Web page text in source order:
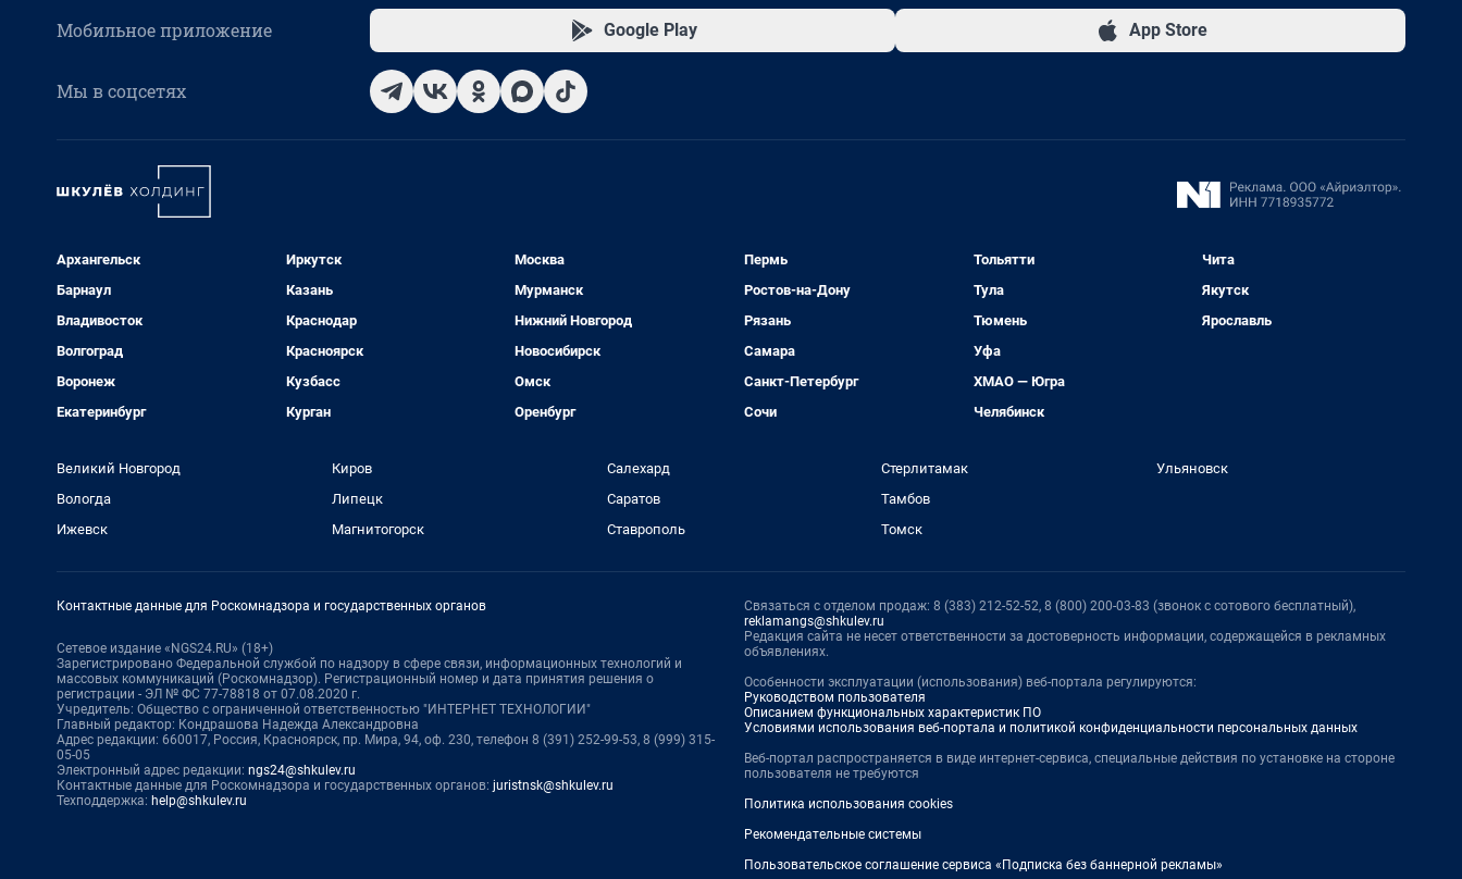
Мобильное приложение Google Play App Store
Мы в соцсетях
Архангельск
Барнаул
Владивосток
Волгоград
Воронеж
Екатеринбург
Иркутск
Казань
Краснодар
Красноярск
Кузбасс
Курган
Москва
Мурманск
Нижний Новгород
Новосибирск
Омск
Оренбург
Пермь
Ростов-на-Дону
Рязань
Самара
Санкт-Петербург
Сочи
Тольятти
Тула
Тюмень
Уфа
ХМАО — Югра
Челябинск
Чита
Якутск
Ярославль
Великий Новгород
Вологда
Ижевск
Киров
Липецк
Магнитогорск
Салехард
Саратов
Ставрополь
Стерлитамак
Тамбов
Томск
Ульяновск
Контактные данные для Роскомнадзора и государственных органов
Сетевое издание «NGS24.RU» (18+)
Зарегистрировано Федеральной службой по надзору в сфере связи, информационных технологий и
массовых коммуникаций (Роскомнадзор). Регистрационный номер и дата принятия решения о
регистрации - ЭЛ № ФС 77-78818 от 07.08.2020 г.
Учредитель: Общество с ограниченной ответственностью "ИНТЕРНЕТ ТЕХНОЛОГИИ"
Главный редактор: Кондрашова Надежда Александровна
Адрес редакции: 660017, Россия, Красноярск, пр. Мира, 94, оф. 230, телефон 8 (391) 252-99-53, 8 (999) 315-
05-05
Электронный адрес редакции: ngs24@shkulev.ru
Контактные данные для Роскомнадзора и государственных органов: juristnsk@shkulev.ru
Техподдержка: help@shkulev.ru
Связаться с отделом продаж: 8 (383) 212-52-52, 8 (800) 200-03-83 (звонок с сотового бесплатный),
reklamangs@shkulev.ru
Редакция сайта не несет ответственности за достоверность информации, содержащейся в рекламных
объявлениях.
Особенности эксплуатации (использования) веб-портала регулируются:
Руководством пользователя
Описанием функциональных характеристик ПО
Условиями использования веб-портала и политикой конфиденциальности персональных данных
Веб-портал распространяется в виде интернет-сервиса, специальные действия по установке на стороне
пользователя не требуются
Политика использования cookies
Рекомендательные системы
Пользовательское соглашение сервиса «Подписка без баннерной рекламы»